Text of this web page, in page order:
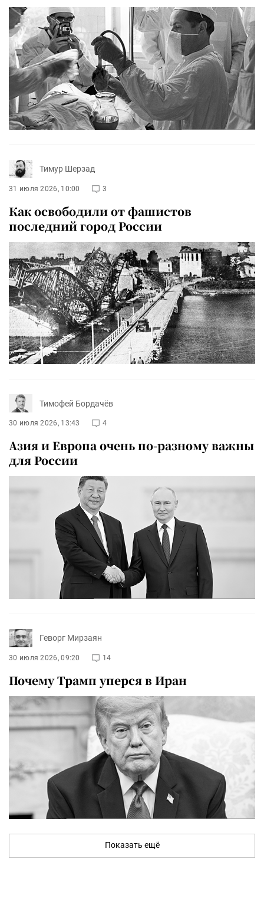
Тимур Шерзад
31 июля 2026, 10:00 3
Как освободили от фашистов
последний город России
Тимофей Бордачёв
30 июля 2026, 13:43 4
Азия и Европа очень по-разному важны
для России
Геворг Мирзаян
30 июля 2026, 09:20 14
Почему Трамп уперся в Иран
Показать ещё